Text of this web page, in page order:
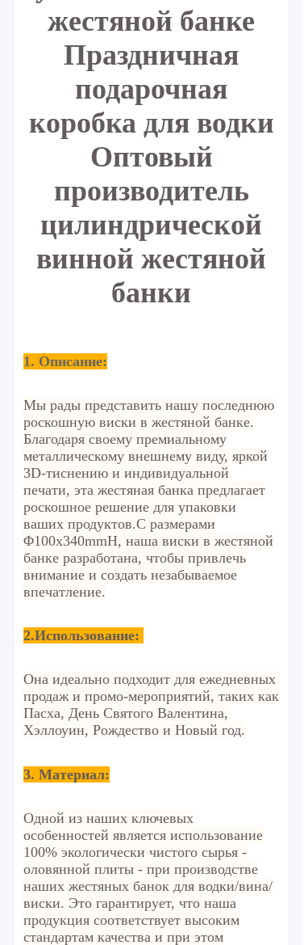
жестяной банке
Праздничная
подарочная
коробка для водки
Оптовый
производитель
цилиндрической
винной жестяной
банки
1. Описание:
Мы рады представить нашу последнюю
роскошную виски в жестяной банке.
Благодаря своему премиальному
металлическому внешнему виду, яркой
3D-тиснению и индивидуальной
печати, эта жестяная банка предлагает
роскошное решение для упаковки
ваших продуктов.С размерами
Φ100x340mmH, наша виски в жестяной
банке разработана, чтобы привлечь
внимание и создать незабываемое
впечатление.
2.Использование:
Она идеально подходит для ежедневных
продаж и промо-мероприятий, таких как
Пасха, День Святого Валентина,
Хэллоуин, Рождество и Новый год.
3. Материал:
Одной из наших ключевых
особенностей является использование
100% экологически чистого сырья -
оловянной плиты - при производстве
наших жестяных банок для водки/вина/
виски. Это гарантирует, что наша
продукция соответствует высоким
стандартам качества и при этом